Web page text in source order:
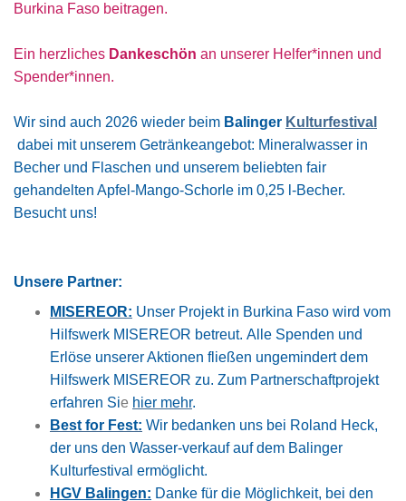
Burkina Faso beitragen.
Ein herzliches Dankeschön an unserer Helfer*innen und
Spender*innen.
Wir sind auch 2026 wieder beim Balinger Kulturfestival
dabei mit unserem Getränkeangebot: Mineralwasser in
Becher und Flaschen und unserem beliebten fair
gehandelten Apfel-Mango-Schorle im 0,25 l-Becher.
Besucht uns!
Unsere Partner:
MISEREOR: Unser Projekt in Burkina Faso wird vom
Hilfswerk MISEREOR betreut. Alle Spenden und
Erlöse unserer Aktionen fließen ungemindert dem
Hilfswerk MISEREOR zu. Zum Partnerschaftprojekt
erfahren Sie hier mehr.
Best for Fest: Wir bedanken uns bei Roland Heck,
der uns den Wasser-verkauf auf dem Balinger
Kulturfestival ermöglicht.
HGV Balingen: Danke für die Möglichkeit, bei den